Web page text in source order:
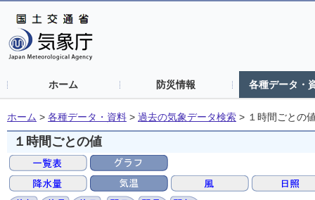
ホーム 防災情報 各種データ・
ホーム > 各種データ・資料 > 過去の気象データ検索 > １時間ごとの
１時間ごとの値